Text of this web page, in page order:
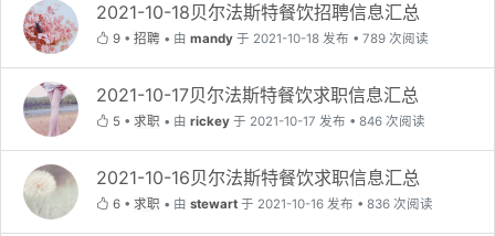
2021-10-18贝尔法斯特餐饮招聘信息汇总
9 • 招聘 • 由 mandy 于 2021-10-18 发布 • 789 次阅读
2021-10-17贝尔法斯特餐饮求职信息汇总
5 • 求职 • 由 rickey 于 2021-10-17 发布 • 846 次阅读
2021-10-16贝尔法斯特餐饮求职信息汇总
6 • 求职 • 由 stewart 于 2021-10-16 发布 • 836 次阅读